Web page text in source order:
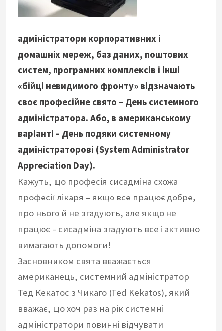
адміністратори корпоративних і
домашніх мереж, баз даних, поштових
систем, програмних комплексів і інші
«бійці невидимого фронту» відзначають
своє професійне свято – День системного
адміністратора. Або, в американському
варіанті – День подяки системному
адміністраторові (System Administrator
Appreciation Day).
Кажуть, що професія сисадміна схожа
професії лікаря – якщо все працює добре,
про нього й не згадують, але якщо не
працює – сисадміна згадують все і активно
вимагають допомоги!
Засновником свята вважається
американець, системний адміністратор
Тед Кекатос з Чикаго (Ted Kekatos), який
вважає, що хоч раз на рік системні
адміністратори повинні відчувати